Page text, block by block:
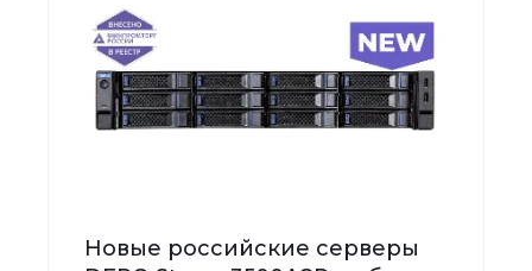
Новые российские серверы